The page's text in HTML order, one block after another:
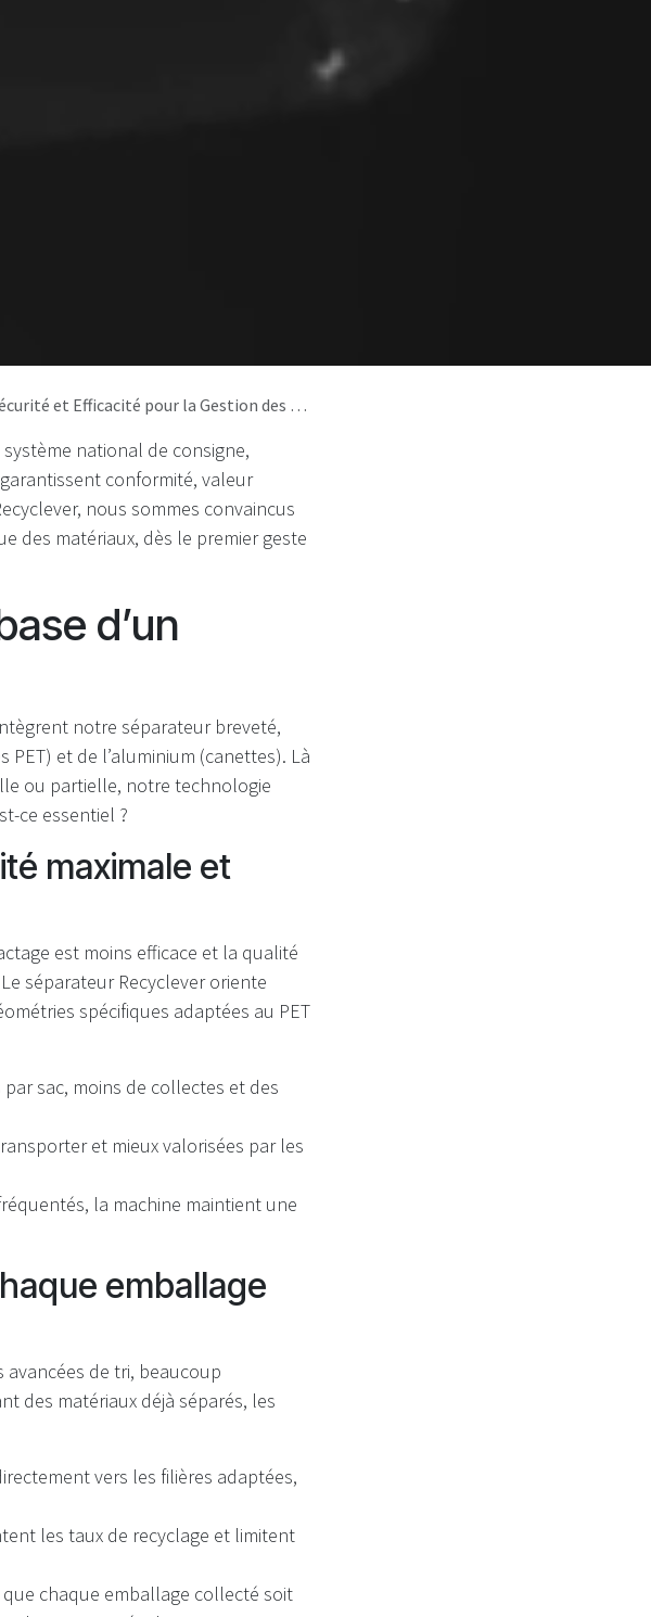
la Gestion des Matériaux dans la Consigne en France
national de consigne,
conformité, valeur
nous sommes convaincus
des matériaux, dès le premier geste
d’un
notre séparateur breveté,
et de l’aluminium (canettes). Là
ou partielle, notre technologie
ce essentiel ?
maximale et
est moins efficace et la qualité
séparateur Recyclever oriente
spécifiques adaptées au PET
par sac, moins de collectes et des
et mieux valorisées par les
la machine maintient une
emballage
de tri, beaucoup
des matériaux déjà séparés, les
vers les filières adaptées,
les taux de recyclage et limitent
que chaque emballage collecté soit